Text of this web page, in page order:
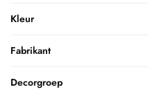
Kleur
Fabrikant
Decorgroep